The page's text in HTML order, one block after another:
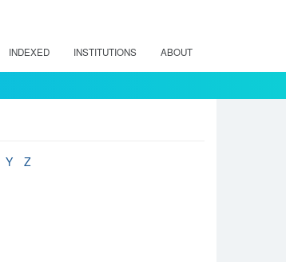
INDEXED INSTITUTIONS ABOUT
Y
Z